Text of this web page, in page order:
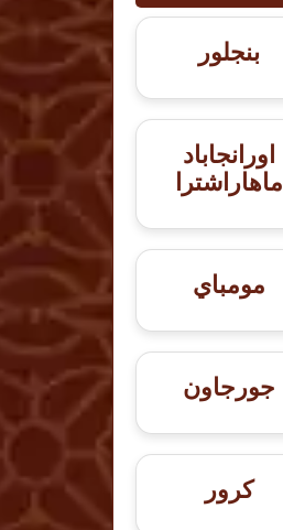
بنجلور
اورانجاباد
ماهاراشترا
مومباي
جورجاون
كرور